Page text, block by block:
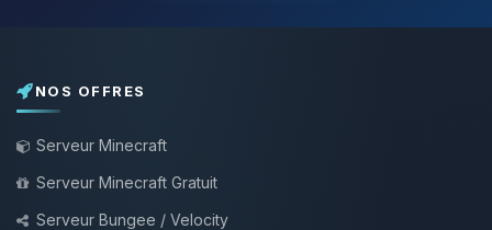
NOS OFFRES
Serveur Minecraft
Serveur Minecraft Gratuit
Serveur Bungee / Velocity